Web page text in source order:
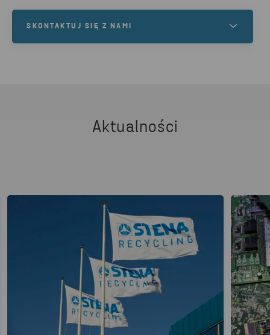
SKONTAKTUJ SIĘ Z NAMI
Aktualności